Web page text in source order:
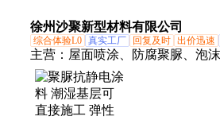
扰 耐水解潮湿
环境配件
徐州沙聚新型材料有限公司
综合体验L0 真实工厂 回复及时 出价迅速
主营： 屋面喷涂、防腐聚脲、泡
水聚脲、聚脲涂料、聚脲喷涂、
面防水、防水涂料、沙聚新型材
脲、聚脲防水涂料、刮涂型聚脲